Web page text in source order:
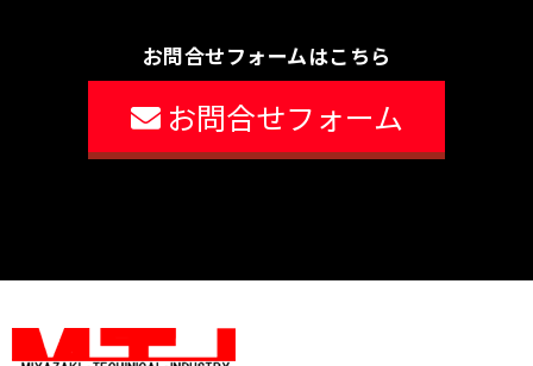
お問合せフォームはこちら
お問合せフォーム